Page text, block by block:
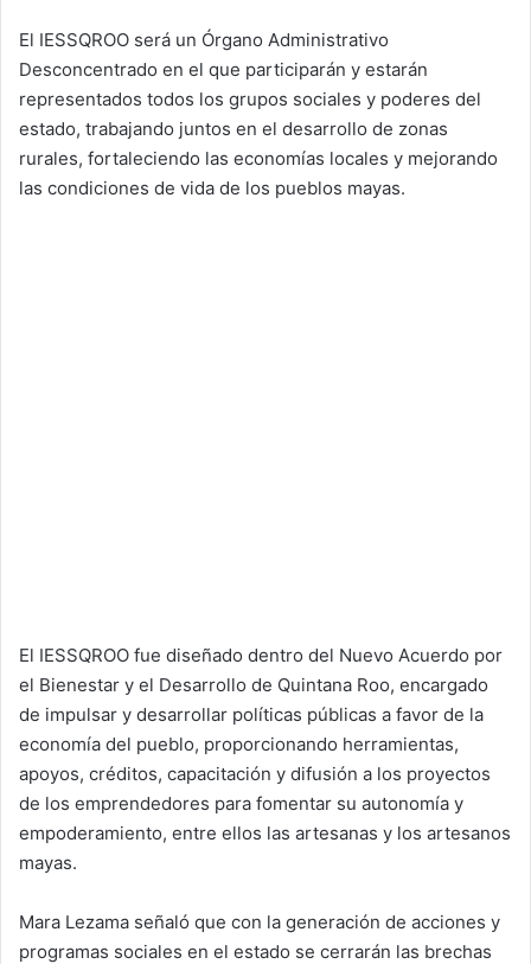
El IESSQROO será un Órgano Administrativo
Desconcentrado en el que participarán y estarán
representados todos los grupos sociales y poderes del
estado, trabajando juntos en el desarrollo de zonas
rurales, fortaleciendo las economías locales y mejorando
las condiciones de vida de los pueblos mayas.
El IESSQROO fue diseñado dentro del Nuevo Acuerdo por
el Bienestar y el Desarrollo de Quintana Roo, encargado
de impulsar y desarrollar políticas públicas a favor de la
economía del pueblo, proporcionando herramientas,
apoyos, créditos, capacitación y difusión a los proyectos
de los emprendedores para fomentar su autonomía y
empoderamiento, entre ellos las artesanas y los artesanos
mayas.
Mara Lezama señaló que con la generación de acciones y
programas sociales en el estado se cerrarán las brechas